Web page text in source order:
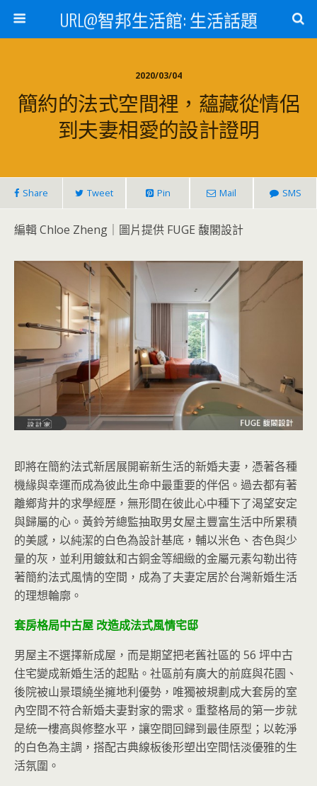
URL@智邦生活館: 生活話題
2020/03/04
簡約的法式空間裡，蘊藏從情侶
到夫妻相愛的設計證明
Share Tweet Pin Mail SMS
編輯 Chloe Zheng｜圖片提供 FUGE 馥閣設計
即將在簡約法式新居展開嶄新生活的新婚夫妻，憑著各種
機緣與幸運而成為彼此生命中最重要的伴侶。過去都有著
離鄉背井的求學經歷，無形間在彼此心中種下了渴望安定
與歸屬的心。黃鈴芳總監抽取男女屋主豐富生活中所累積
的美感，以純潔的白色為設計基底，輔以米色、杏色與少
量的灰，並利用鍍鈦和古銅金等細緻的金屬元素勾勒出待
著簡約法式風情的空間，成為了夫妻定居於台灣新婚生活
的理想輪廓。
套房格局中古屋 改造成法式風情宅邸
男屋主不選擇新成屋，而是期望把老舊社區的 56 坪中古
住宅變成新婚生活的起點。社區前有廣大的前庭與花園、
後院被山景環繞坐擁地利優勢，唯獨被規劃成大套房的室
內空間不符合新婚夫妻對家的需求。重整格局的第一步就
是統一樓高與修整水平，讓空間回歸到最佳原型；以乾淨
的白色為主調，搭配古典線板後形塑出空間恬淡優雅的生
活氛圍。